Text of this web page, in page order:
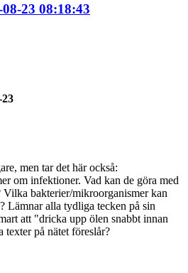
23 08:18:43
23
men tar det här också:
om infektioner. Vad kan de göra med
Vilka bakterier/mikroorganismer kan
Lämnar alla tydliga tecken på sin
att "dricka upp ölen snabbt innan
på nätet föreslår?